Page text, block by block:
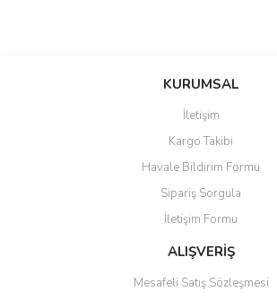
Bu ürüne ilk yorumu siz yapın!
Ürün resmi kalitesiz, bozuk veya
Ürün açıklamasında eksik bilgiler bulunuyor.
Ürün bilgilerinde hatalar bulunuyor.
Ürün fiyatı diğer sitelerden daha pahalı.
Bu ürüne benzer farklı alternatifler olmalı.
KURUMSAL
İletişim
Kargo Takibi
Havale Bildirim Formu
Sipariş Sorgula
İletişim Formu
ALIŞVERİŞ
Mesafeli Satış Sözleşmesi